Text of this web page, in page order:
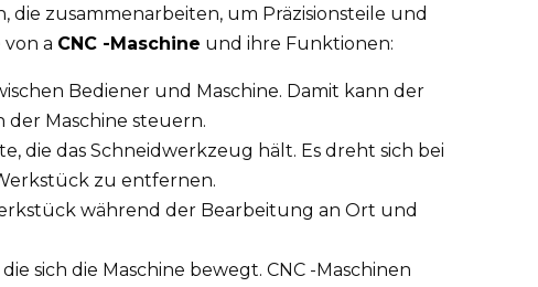
die zusammenarbeiten, um Präzisionsteile und
a CNC -Maschine und ihre Funktionen:
Bediener und Maschine. Damit kann der
Maschine steuern.
die das Schneidwerkzeug hält. Es dreht sich bei
zu entfernen.
während der Bearbeitung an Ort und
sich die Maschine bewegt. CNC -Maschinen